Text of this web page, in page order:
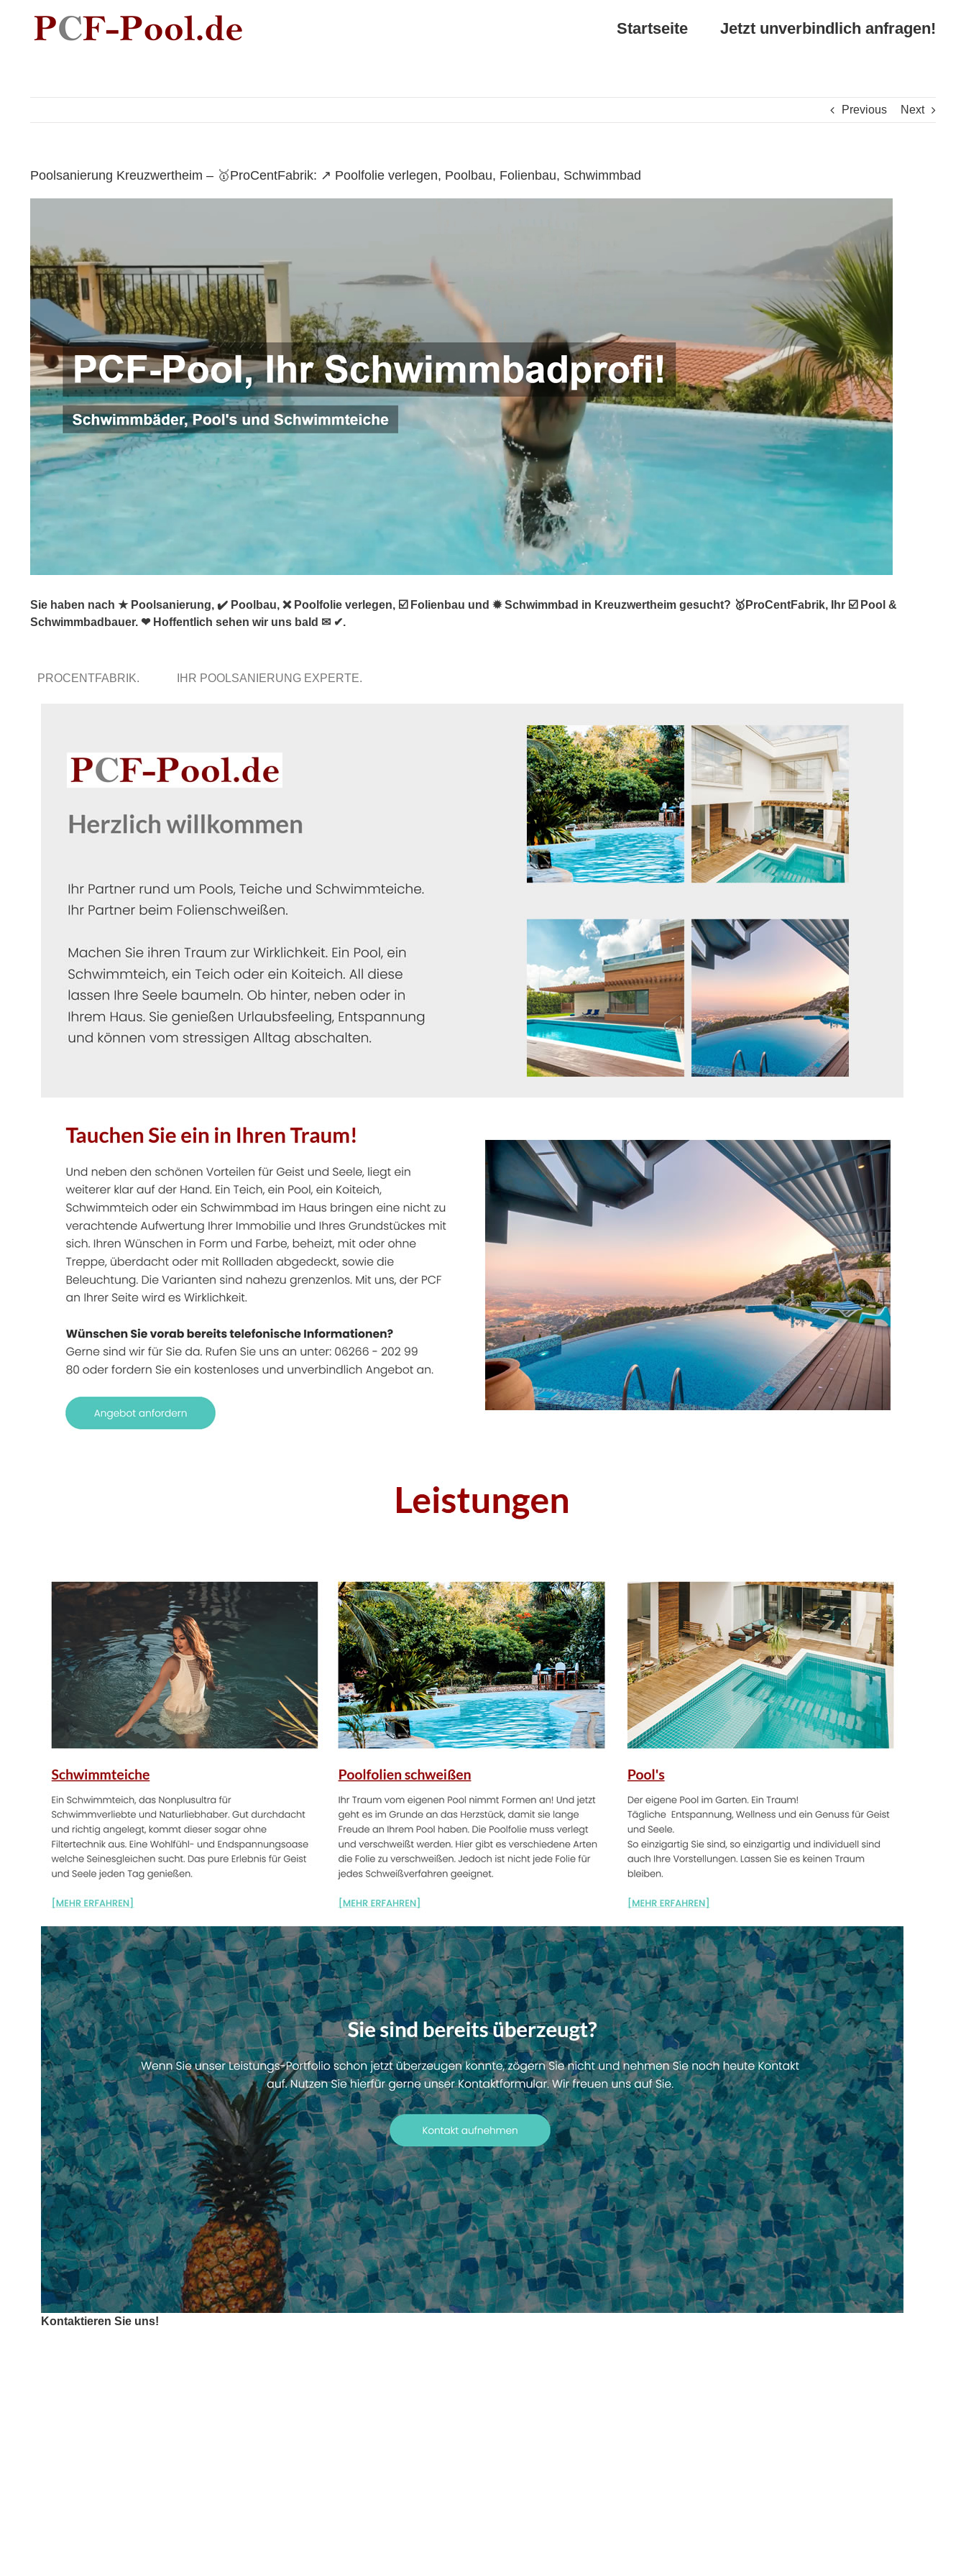
content
Startseite Jetzt unverbindlich anfragen!
Previous Next
Poolsanierung Kreuzwertheim – 🥇ProCentFabrik: ↗️ Poolfolie verlegen, Poolbau, Folienbau, Schwimmbad
Sie haben nach ★ Poolsanierung, ✔️ Poolbau, ❌ Poolfolie verlegen, ☑️ Folienbau und ✹ Schwimmbad in Kreuzwertheim gesucht? 🥇ProCentFabrik, Ihr ☑️ Pool &
Schwimmbadbauer. ❤ Hoffentlich sehen wir uns bald ✉ ✔.
PROCENTFABRIK. IHR POOLSANIERUNG EXPERTE.
Kontaktieren Sie uns!